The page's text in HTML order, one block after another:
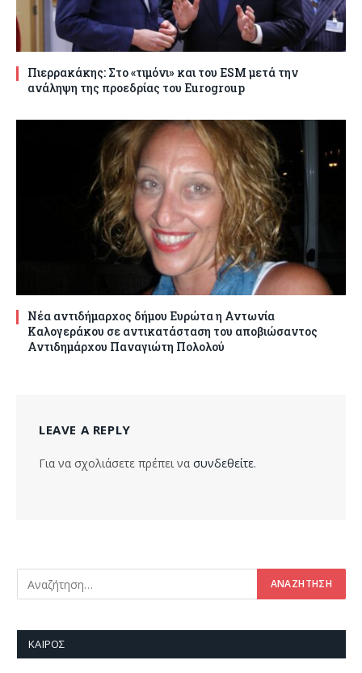
Πιερρακάκης: Στο «τιμόνι» και του ESM μετά την
ανάληψη της προεδρίας του Eurogroup
Νέα αντιδήμαρχος δήμου Ευρώτα η Αντωνία
Καλογεράκου σε αντικατάσταση του αποβιώσαντος
Αντιδημάρχου Παναγιώτη Πολολού
LEAVE A REPLY
Για να σχολιάσετε πρέπει να συνδεθείτε.
ΚΑΙΡΌΣ